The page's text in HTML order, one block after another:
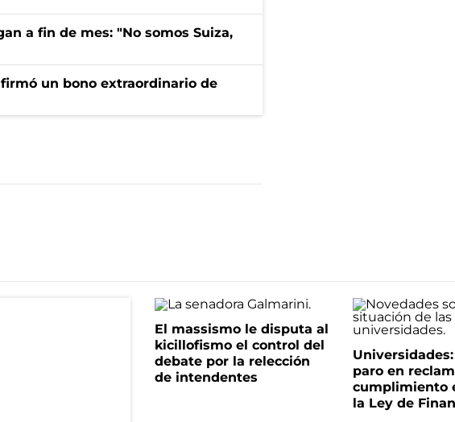
a fin de mes: "No somos Suiza,
un bono extraordinario de
El massismo le disputa al
kicillofismo el control del
debate por la relección
de intendentes
paro en
cumplimiento
la Ley de